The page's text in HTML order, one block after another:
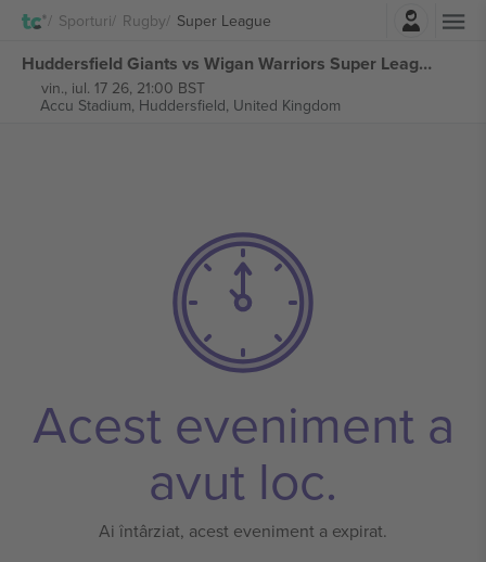
Sporturi Rugby Super LeagueAutentificare
Huddersfield Giants vs Wigan Warriors Super League bilete
vin., iul. 17 26, 21:00 BST
Accu Stadium, Huddersfield, United Kingdom
Acest eveniment a
avut loc.
Ai întârziat, acest eveniment a expirat.